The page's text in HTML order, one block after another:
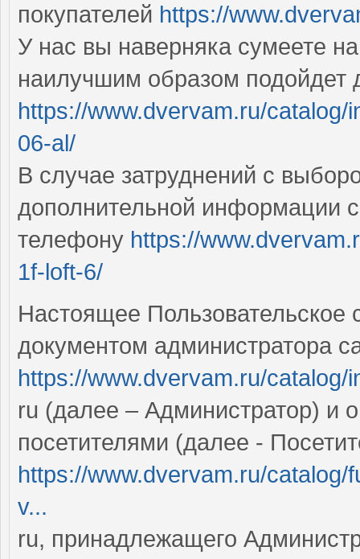
покупателей https://
У нас вы наверняка сумеете
наилучшим образом подойдет
https://www.dvervam.ru/
06-al/
В случае затруднений с
дополнительной информации
телефону https://
1f-loft-6/
Настоящее
документом администратора
https://www.dvervam.ru/
ru (далее – Администратор) и
посетителями (далее -
https://www.dvervam.ru/
v...
ru, принадлежащего